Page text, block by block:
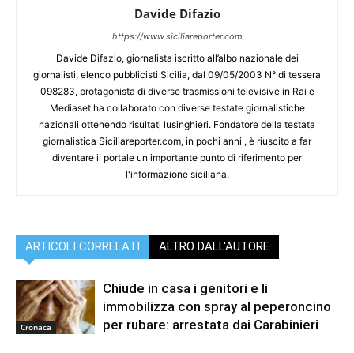
Davide Difazio
https://www.siciliareporter.com
Davide Difazio, giornalista iscritto all’albo nazionale dei
giornalisti, elenco pubblicisti Sicilia, dal 09/05/2003 N° di tessera
098283, protagonista di diverse trasmissioni televisive in Rai e
Mediaset ha collaborato con diverse testate giornalistiche
nazionali ottenendo risultati lusinghieri. Fondatore della testata
giornalistica Siciliareporter.com, in pochi anni , è riuscito a far
diventare il portale un importante punto di riferimento per
l'informazione siciliana.
ARTICOLI CORRELATI ALTRO DALL'AUTORE
Cronaca
Chiude in casa i genitori e li
immobilizza con spray al peperoncino
per rubare: arrestata dai Carabinieri